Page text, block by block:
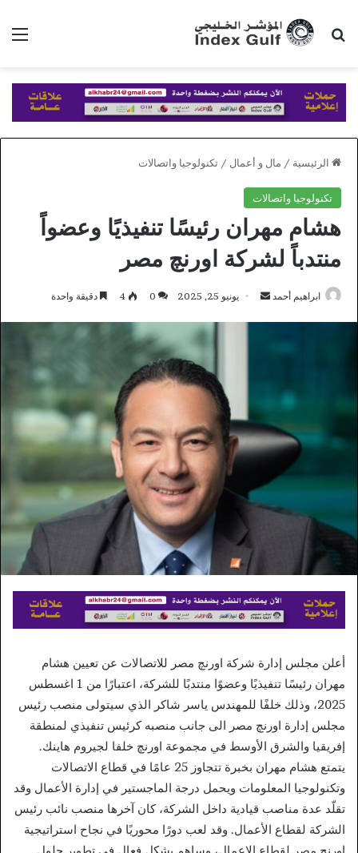
بحث عن
الرئيسية / مال و أعمال / تكنولوجيا واتصالات
تكنولوجيا واتصالات
هشام مهران رئيسًا تنفيذيًا وعضواً
منتدباً لشركة اورنچ مصر
ابراهيم أحمد
أرسل يونيو 25, 2025 0
4 دقيقة واحدة
أعلن مجلس إدارة شركة اورنچ مصر للاتصالات عن تعيين هشام
مهران رئيسًا تنفيذيًا وعضوًا منتدبًا للشركة، اعتبارًا من 1 اغسطس
2025، وذلك خلفًا للمهندس ياسر شاكر الذي سيتولى منصب رئيس
مجلس إدارة اورنچ مصر الى جانب منصبه كرئيس تنفيذي لمنطقة
إفريقيا والشرق الأوسط في مجموعة اورنچ خلفا لجيروم هاينك.
يتمتع هشام مهران بخبرة تتجاوز 25 عامًا في قطاع الاتصالات
وتكنولوجيا المعلومات ويحمل درجة الماجستير في إدارة الأعمال وقد
تقلّد عدة مناصب قيادية داخل الشركة، كان آخرها منصب نائب رئيس
الشركة لقطاع الأعمال. وقد لعب دورًا محوريًا في نجاح استراتيجية